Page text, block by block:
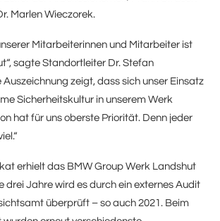
Marlen Wieczorek.
Mitarbeiterinnen und Mitarbeiter ist
sagte Standortleiter Dr. Stefan
Auszeichnung zeigt, dass sich unser Einsatz
Sicherheitskultur in unserem Werk
hat für uns oberste Priorität. Denn jeder
erhielt das BMW Group Werk Landshut
drei Jahre wird es durch ein externes Audit
überprüft – so auch 2021. Beim